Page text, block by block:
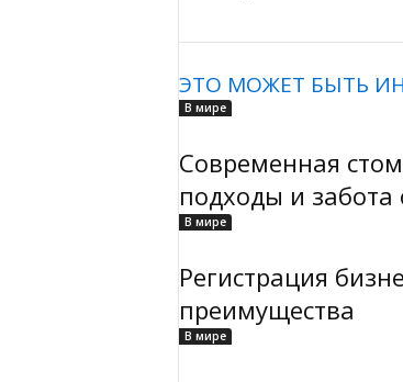
ЭТО МОЖЕТ БЫТЬ
В мире
Современная
подходы и забота
В мире
Регистрация
преимущества
В мире